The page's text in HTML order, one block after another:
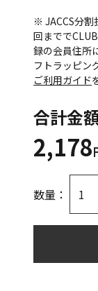
※ JACCS分割
回までで
録の会員住所
フトラッピン
ご利用ガイド
合計金
2,178
数量：